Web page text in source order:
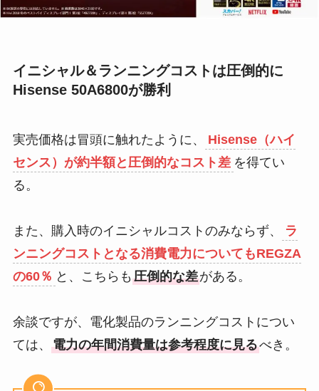
イニシャル＆ランニングコストは圧倒的に
Hisense 50A6800が勝利
実売価格は冒頭に触れたように、
Hisense（ハイ
センス）が約半額と圧倒的なコスト差 を得てい
る。
また、購入時のイニシャルコストのみならず、
ラ
ンニングコストとなる消費電力についてもREGZA
の60％ と、こちらも 圧倒的な差がある。
余談ですが、電化製品のランニングコストについ
ては、 電力の年間消費量は参考程度に見るべき。